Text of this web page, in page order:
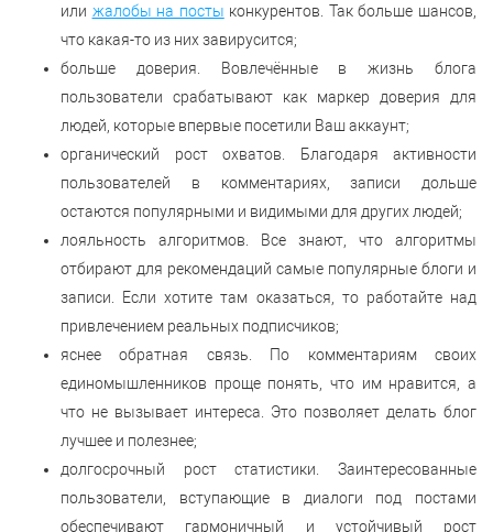
или жалобы на посты конкурентов. Так больше шансов,
что какая-то из них завирусится;
больше доверия. Вовлечённые в жизнь блога
пользователи срабатывают как маркер доверия для
людей, которые впервые посетили Ваш аккаунт;
органический рост охватов. Благодаря активности
пользователей в комментариях, записи дольше
остаются популярными и видимыми для других людей;
лояльность алгоритмов. Все знают, что алгоритмы
отбирают для рекомендаций самые популярные блоги и
записи. Если хотите там оказаться, то работайте над
привлечением реальных подписчиков;
яснее обратная связь. По комментариям своих
единомышленников проще понять, что им нравится, а
что не вызывает интереса. Это позволяет делать блог
лучшее и полезнее;
долгосрочный рост статистики. Заинтересованные
пользователи, вступающие в диалоги под постами
обеспечивают гармоничный и устойчивый рост